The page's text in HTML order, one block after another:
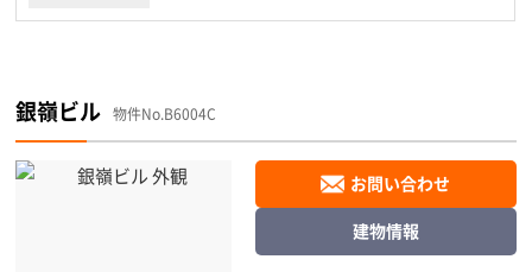
銀嶺ビル 物件No.B6004C
お問い合わせ
建物情報